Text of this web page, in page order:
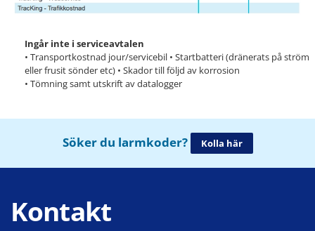
Ingår inte i serviceavtalen
• Transportkostnad jour/servicebil • Startbatteri (dränerats på ström
eller frusit sönder etc) • Skador till följd av korrosion
• Tömning samt utskrift av datalogger
Söker du larmkoder? Kolla här
Kontakt